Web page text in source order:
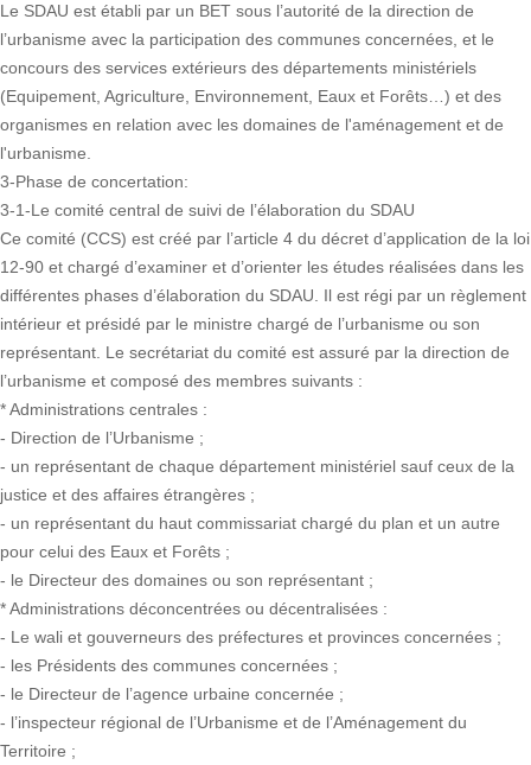
Le SDAU est établi par un BET sous l’autorité de la direction de
l’urbanisme avec la participation des communes concernées, et le
concours des services extérieurs des départements ministériels
(Equipement, Agriculture, Environnement, Eaux et Forêts…) et des
organismes en relation avec les domaines de l'aménagement et de
l'urbanisme.
3-Phase de concertation:
3-1-Le comité central de suivi de l’élaboration du SDAU
Ce comité (CCS) est créé par l’article 4 du décret d’application de la loi
12-90 et chargé d’examiner et d’orienter les études réalisées dans les
différentes phases d’élaboration du SDAU. Il est régi par un règlement
intérieur et présidé par le ministre chargé de l’urbanisme ou son
représentant. Le secrétariat du comité est assuré par la direction de
l’urbanisme et composé des membres suivants :
* Administrations centrales :
- Direction de l’Urbanisme ;
- un représentant de chaque département ministériel sauf ceux de la
justice et des affaires étrangères ;
- un représentant du haut commissariat chargé du plan et un autre
pour celui des Eaux et Forêts ;
- le Directeur des domaines ou son représentant ;
* Administrations déconcentrées ou décentralisées :
- Le wali et gouverneurs des préfectures et provinces concernées ;
- les Présidents des communes concernées ;
- le Directeur de l’agence urbaine concernée ;
- l’inspecteur régional de l’Urbanisme et de l’Aménagement du
Territoire ;